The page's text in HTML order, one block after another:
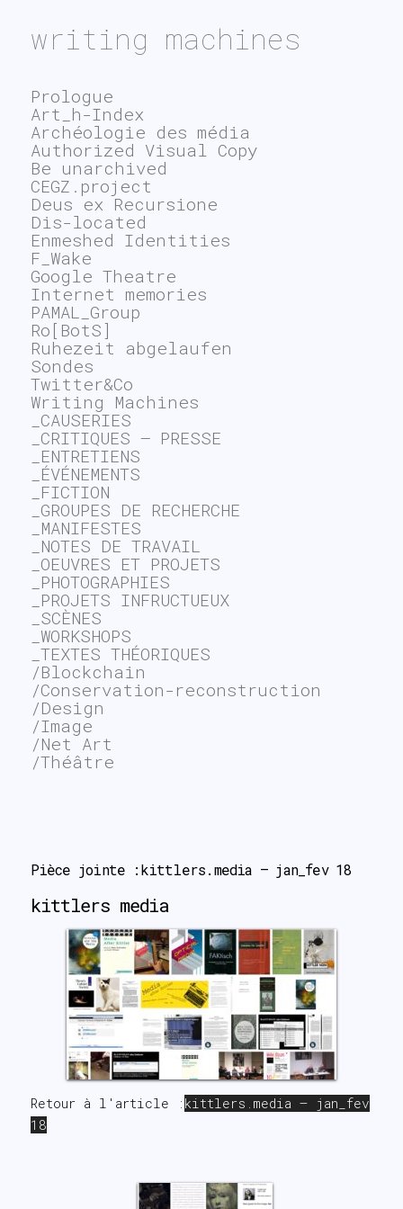
writing machines
Pièce jointe :kittlers.media – jan_fev 18
kittlers media
Retour à l'article : kittlers.media – jan_fev
18
Prologue
Art_h-Index
Archéologie des média
Authorized Visual Copy
Be unarchived
CEGZ.project
Deus ex Recursione
Dis-located
Enmeshed Identities
F_Wake
Google Theatre
Internet memories
PAMAL_Group
Ro[BotS]
Ruhezeit abgelaufen
Sondes
Twitter&Co
Writing Machines
_CAUSERIES
_CRITIQUES – PRESSE
_ENTRETIENS
_ÉVÉNEMENTS
_FICTION
_GROUPES DE RECHERCHE
_MANIFESTES
_NOTES DE TRAVAIL
_OEUVRES ET PROJETS
_PHOTOGRAPHIES
_PROJETS INFRUCTUEUX
_SCÈNES
_WORKSHOPS
_TEXTES THÉORIQUES
/Blockchain
/Conservation-reconstruction
/Design
/Image
/Net Art
/Théâtre